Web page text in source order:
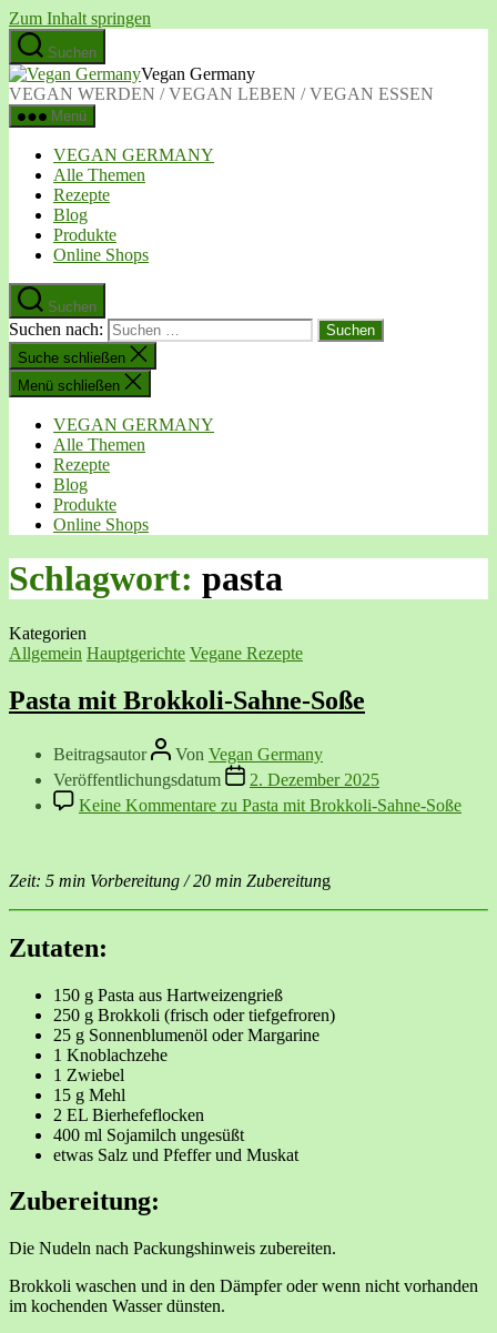
Zum Inhalt springen
Suchen
Vegan Germany
VEGAN WERDEN / VEGAN LEBEN / VEGAN ESSEN
Menü
VEGAN GERMANY
Alle Themen
Rezepte
Blog
Produkte
Online Shops
Suchen
Suchen nach:
Suche schließen
Menü schließen
VEGAN GERMANY
Alle Themen
Rezepte
Blog
Produkte
Online Shops
Schlagwort: pasta
Kategorien
Allgemein Hauptgerichte Vegane Rezepte
Pasta mit Brokkoli-Sahne-Soße
Beitragsautor Von Vegan Germany
Veröffentlichungsdatum
2. Dezember 2025
Keine Kommentare zu Pasta mit Brokkoli-Sahne-Soße
Zeit: 5 min Vorbereitung / 20 min Zubereitung
Zutaten:
150 g Pasta aus Hartweizengrieß
250 g Brokkoli (frisch oder tiefgefroren)
25 g Sonnenblumenöl oder Margarine
1 Knoblachzehe
1 Zwiebel
15 g Mehl
2 EL Bierhefeflocken
400 ml Sojamilch ungesüßt
etwas Salz und Pfeffer und Muskat
Zubereitung:
Die Nudeln nach Packungshinweis zubereiten.
Brokkoli waschen und in den Dämpfer oder wenn nicht vorhanden
im kochenden Wasser dünsten.